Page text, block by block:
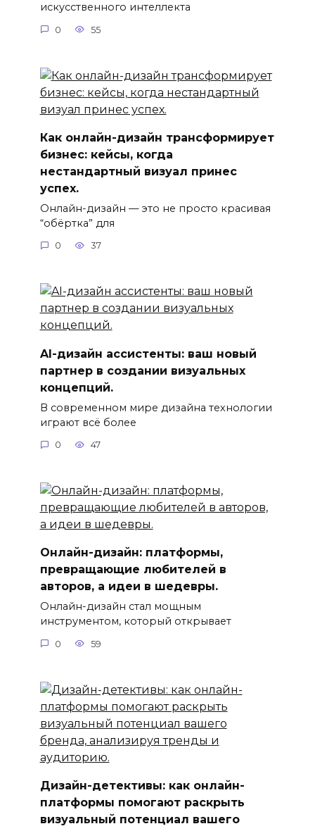
искусственного интеллекта
0 55
Как онлайн-дизайн трансформирует
бизнес: кейсы, когда
нестандартный визуал принес
успех.
Онлайн-дизайн — это не просто красивая
“обёртка” для
0 37
AI-дизайн ассистенты: ваш новый
партнер в создании визуальных
концепций.
В современном мире дизайна технологии
играют всё более
0 47
Онлайн-дизайн: платформы,
превращающие любителей в
авторов, а идеи в шедевры.
Онлайн-дизайн стал мощным
инструментом, который открывает
0 59
Дизайн-детективы: как онлайн-
платформы помогают раскрыть
визуальный потенциал вашего